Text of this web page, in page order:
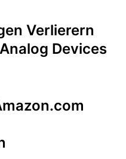
Verlierern
Devices